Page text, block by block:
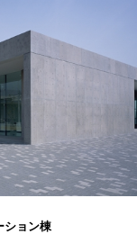
ション棟